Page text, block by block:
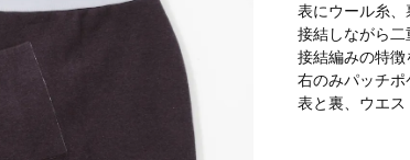
表にウール糸、
接結しながら二
接結編みの特徴
右のみパッチポ
表と裏、ウエス